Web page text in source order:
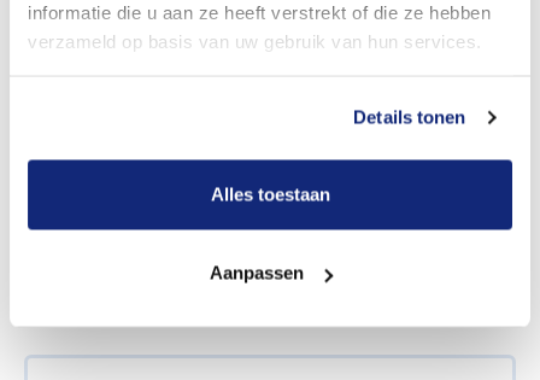
informatie die u aan ze heeft verstrekt of die ze hebben
verzameld op basis van uw gebruik van hun services.
Details tonen
Alles toestaan
Aanpassen
Een betere uitvaart ervaring voor een betere